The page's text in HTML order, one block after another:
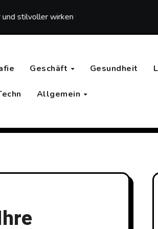
wirken lässt Orientierung in der
Geschäft Gesundheit
Allgemein